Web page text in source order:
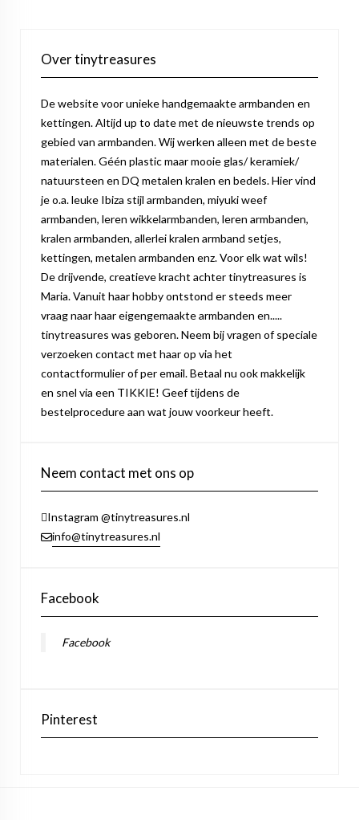
Over tinytreasures
De website voor unieke handgemaakte armbanden en
kettingen. Altijd up to date met de nieuwste trends op
gebied van armbanden. Wij werken alleen met de beste
materialen. Géén plastic maar mooie glas/ keramiek/
natuursteen en DQ metalen kralen en bedels. Hier vind
je o.a. leuke Ibiza stijl armbanden, miyuki weef
armbanden, leren wikkelarmbanden, leren armbanden,
kralen armbanden, allerlei kralen armband setjes,
kettingen, metalen armbanden enz. Voor elk wat wils!
De drijvende, creatieve kracht achter tinytreasures is
Maria. Vanuit haar hobby ontstond er steeds meer
vraag naar haar eigengemaakte armbanden en.....
tinytreasures was geboren. Neem bij vragen of speciale
verzoeken contact met haar op via het
contactformulier of per email. Betaal nu ook makkelijk
en snel via een TIKKIE! Geef tijdens de
bestelprocedure aan wat jouw voorkeur heeft.
Neem contact met ons op
Instagram @tinytreasures.nl
info@tinytreasures.nl
Facebook
Facebook
Pinterest